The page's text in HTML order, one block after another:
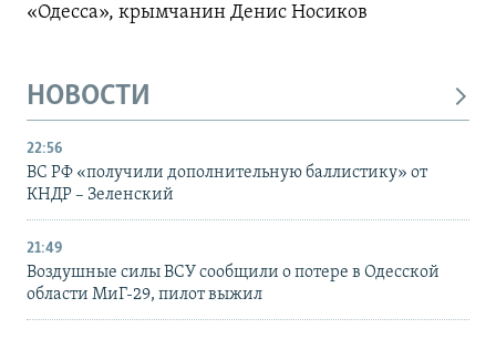
«Одесса», крымчанин Денис Носиков
НОВОСТИ
22:56
ВС РФ «получили дополнительную баллистику» от
КНДР – Зеленский
21:49
Воздушные силы ВСУ сообщили о потере в Одесской
области МиГ-29, пилот выжил